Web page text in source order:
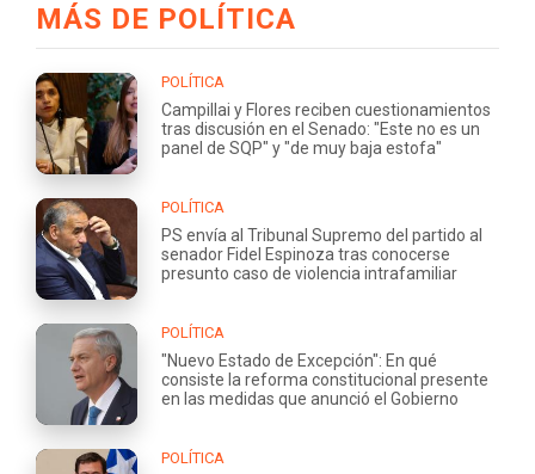
MÁS DE POLÍTICA
POLÍTICA
Campillai y Flores reciben cuestionamientos
tras discusión en el Senado: "Este no es un
panel de SQP" y "de muy baja estofa"
POLÍTICA
PS envía al Tribunal Supremo del partido al
senador Fidel Espinoza tras conocerse
presunto caso de violencia intrafamiliar
POLÍTICA
"Nuevo Estado de Excepción": En qué
consiste la reforma constitucional presente
en las medidas que anunció el Gobierno
POLÍTICA